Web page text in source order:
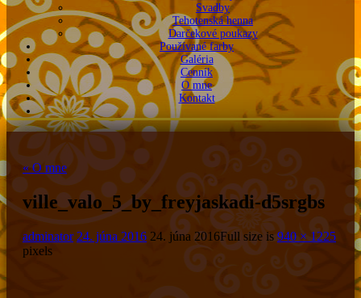
Svadby
Tehotenská henna
Darčekové poukazy
Používané farby
Galéria
Cenník
O mne
Kontakt
« O mne
ville_valo_5_by_freyjaskadi-d5srgbs
adminator 24. júna 2016 24. júna 2016Full size is940 × 1225
pixels